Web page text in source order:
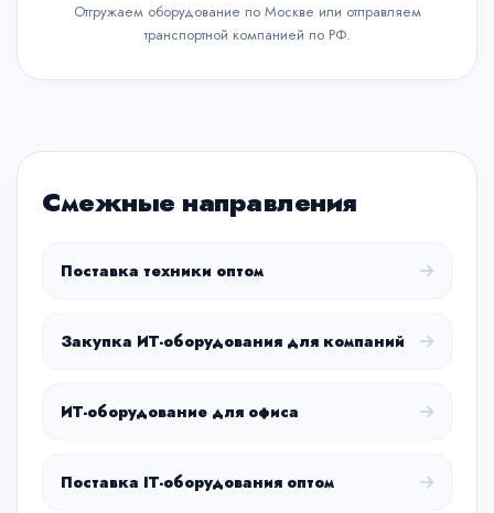
Отгружаем оборудование по Москве или отправляем
транспортной компанией по РФ.
Смежные направления
Поставка техники оптом
Закупка ИТ-оборудования для компаний
ИТ-оборудование для офиса
Поставка IT-оборудования оптом